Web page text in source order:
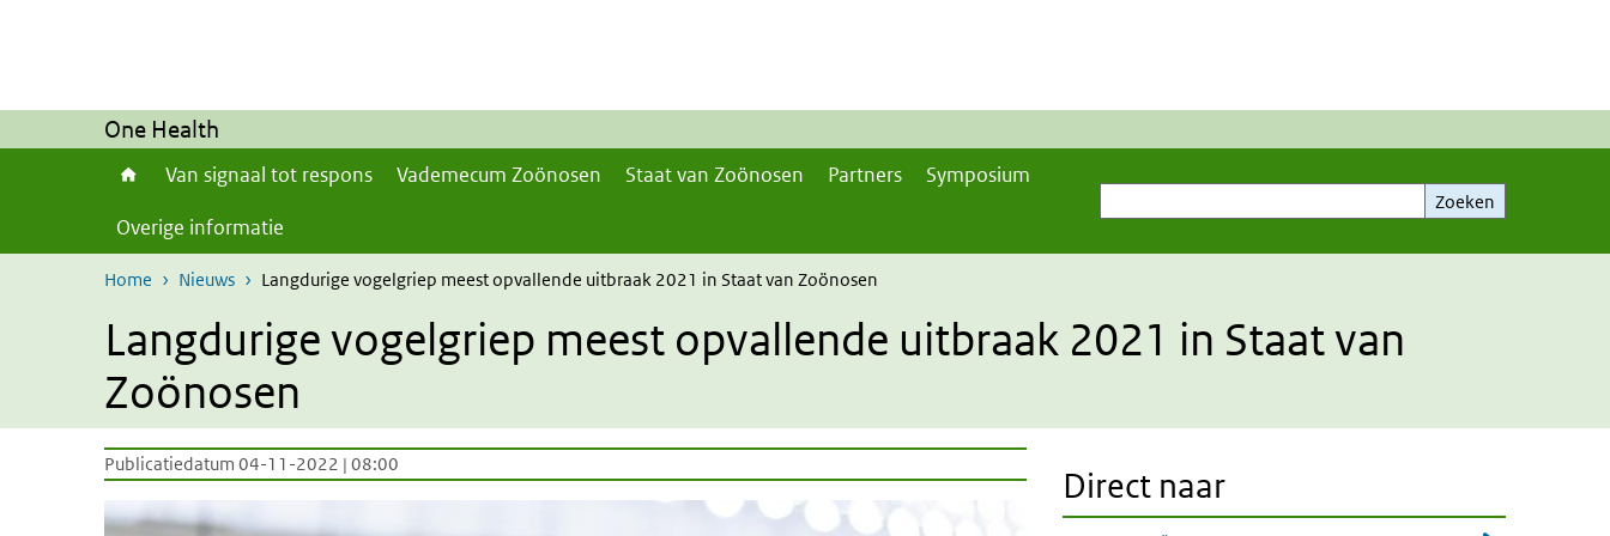
One Health
Van signaal tot respons Vademecum Zoönosen Staat van Zoönosen Partners
Symposium
Overige informatie
Zoeken
Zoeken
Home Nieuws Langdurige vogelgriep meest opvallende uitbraak 2021 in Staat van Zoönosen
Langdurige vogelgriep meest opvallende uitbraak 2021 in Staat van
Zoönosen
Publicatiedatum 04-11-2022 | 08:00
Direct naar